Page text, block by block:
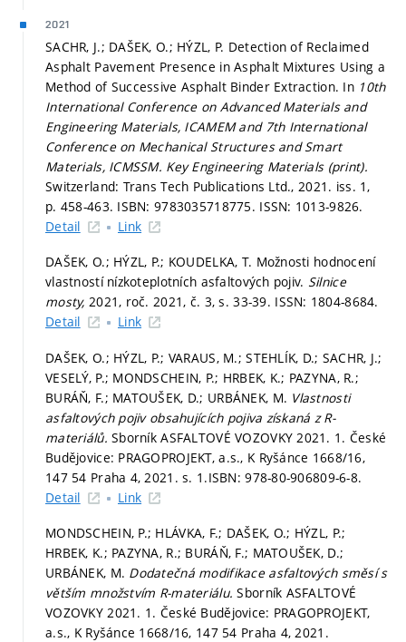
2021
SACHR, J.; DAŠEK, O.; HÝZL, P. Detection of Reclaimed
Asphalt Pavement Presence in Asphalt Mixtures Using a
Method of Successive Asphalt Binder Extraction. In 10th
International Conference on Advanced Materials and
Engineering Materials, ICAMEM and 7th International
Conference on Mechanical Structures and Smart
Materials, ICMSSM. Key Engineering Materials (print).
Switzerland: Trans Tech Publications Ltd., 2021. iss. 1,
p. 458-463. ISBN: 9783035718775. ISSN: 1013-9826.
Detail
Link
DAŠEK, O.; HÝZL, P.; KOUDELKA, T. Možnosti hodnocení
vlastností nízkoteplotních asfaltových pojiv. Silnice
mosty, 2021, roč. 2021, č. 3,s. 33-39. ISSN: 1804-8684.
Detail
Link
DAŠEK, O.; HÝZL, P.; VARAUS, M.; STEHLÍK, D.; SACHR, J.;
VESELÝ, P.; MONDSCHEIN, P.; HRBEK, K.; PAZYNA, R.;
BURÁŇ, F.; MATOUŠEK, D.; URBÁNEK, M. Vlastnosti
asfaltových pojiv obsahujících pojiva získaná z R-
materiálů.Sborník ASFALTOVÉ VOZOVKY 2021. 1. České
Budějovice: PRAGOPROJEKT, a.s., K Ryšánce 1668/16,
147 54 Praha 4, 2021.s. 1.ISBN: 978-80-906809-6-8.
Detail
Link
MONDSCHEIN, P.; HLÁVKA, F.; DAŠEK, O.; HÝZL, P.;
HRBEK, K.; PAZYNA, R.; BURÁŇ, F.; MATOUŠEK, D.;
URBÁNEK, M. Dodatečná modifikace asfaltových směsí s
větším množstvím R-materiálu.Sborník ASFALTOVÉ
VOZOVKY 2021. 1. České Budějovice: PRAGOPROJEKT,
a.s., K Ryšánce 1668/16, 147 54 Praha 4, 2021.